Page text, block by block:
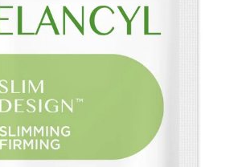
AJOUTER AU PANIER